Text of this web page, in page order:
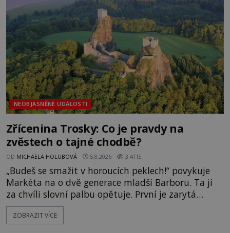
následovat. Vstupujeme na pláž Dumas ve městě
Surat. Gu
NEOBJASNĚNÉ UDÁLOSTI
Zřícenina Trosky: Co je pravdy na
zvěstech o tajné chodbě?
OD MICHAELA HOLUBOVÁ 5.8.2026 3.4TIS
„Budeš se smažit v horoucích peklech!“ povykuje
Markéta na o dvě generace mladší Barboru. Ta jí
za chvíli slovní palbu opětuje. První je zarytá
katolička, druhá přesvědčená kališnice. A každá z
nich se usídlí na jedné z věží slavného hradu
ZOBRAZIT VÍCE